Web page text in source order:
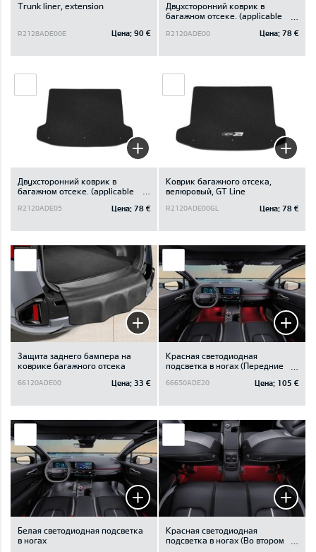
Trunk liner, extension
R2128ADE00E Цена: 90 €
Двухсторонний коврик в
багажном отсеке. (applicable
R2120ADE00 Цена: 78 €
Двухсторонний коврик в
багажном отсеке. (applicable
R2120ADE05 Цена: 78 €
Коврик багажного отсека,
велюровый, GT Line
R2120ADE00GL Цена: 78 €
Защита заднего бампера на
коврике багажного отсека
66120ADE00 Цена: 33 €
Красная светодиодная
подсветка в ногах (Передние
66650ADE20 Цена: 105 €
Белая светодиодная подсветка
в ногах
Красная светодиодная
подсветка в ногах (Во втором